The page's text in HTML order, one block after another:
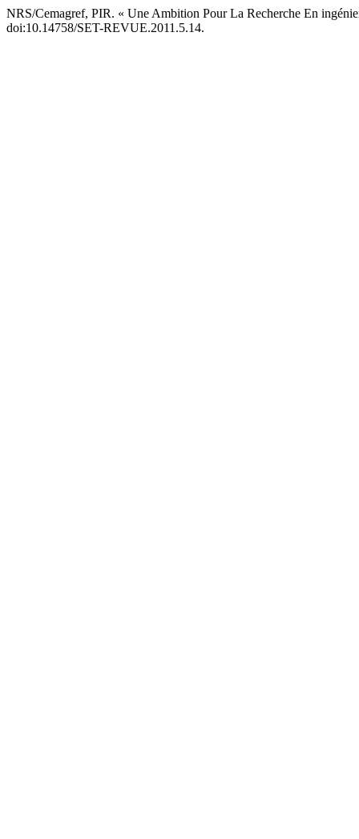
NRS/Cemagref, PIR. « Une Ambition Pour La Recherche En
doi:10.14758/SET-REVUE.2011.5.14.